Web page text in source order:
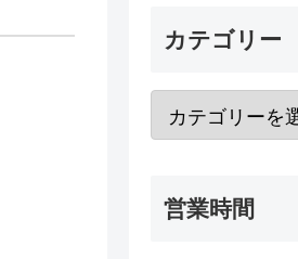
カテゴリー
営業時間